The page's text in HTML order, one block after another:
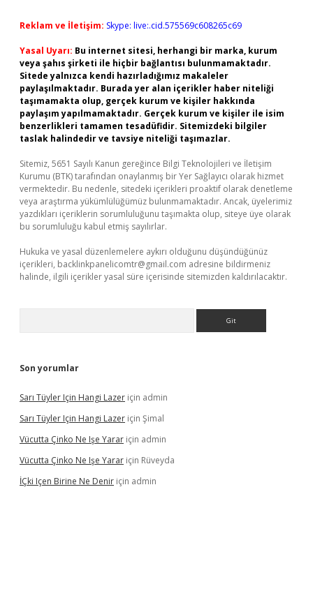
Reklam ve İletişim: Skype: live:.cid.575569c608265c69
Yasal Uyarı: Bu internet sitesi, herhangi bir marka, kurum
veya şahıs şirketi ile hiçbir bağlantısı bulunmamaktadır.
Sitede yalnızca kendi hazırladığımız makaleler
paylaşılmaktadır. Burada yer alan içerikler haber niteliği
taşımamakta olup, gerçek kurum ve kişiler hakkında
paylaşım yapılmamaktadır. Gerçek kurum ve kişiler ile isim
benzerlikleri tamamen tesadüfidir. Sitemizdeki bilgiler
taslak halindedir ve tavsiye niteliği taşımazlar.
Sitemiz, 5651 Sayılı Kanun gereğince Bilgi Teknolojileri ve İletişim
Kurumu (BTK) tarafından onaylanmış bir Yer Sağlayıcı olarak hizmet
vermektedir. Bu nedenle, sitedeki içerikleri proaktif olarak denetleme
veya araştırma yükümlülüğümüz bulunmamaktadır. Ancak, üyelerimiz
yazdıkları içeriklerin sorumluluğunu taşımakta olup, siteye üye olarak
bu sorumluluğu kabul etmiş sayılırlar.
Hukuka ve yasal düzenlemelere aykırı olduğunu düşündüğünüz
içerikleri, backlinkpanelicomtr@gmail.com adresine bildirmeniz
halinde, ilgili içerikler yasal süre içerisinde sitemizden kaldırılacaktır.
Son yorumlar
Sarı Tüyler Için Hangi Lazer için admin
Sarı Tüyler Için Hangi Lazer için Şimal
Vücutta Çinko Ne Işe Yarar için admin
Vücutta Çinko Ne Işe Yarar için Rüveyda
İÇki Içen Birine Ne Denir için admin